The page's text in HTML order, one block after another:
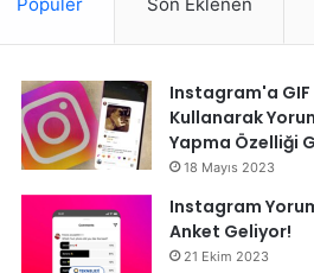
Instagram'a GIF
Kullanarak
Yapma Özelliği
18 Mayıs 2023
Instagram
Anket Geliyor!
21 Ekim 2023